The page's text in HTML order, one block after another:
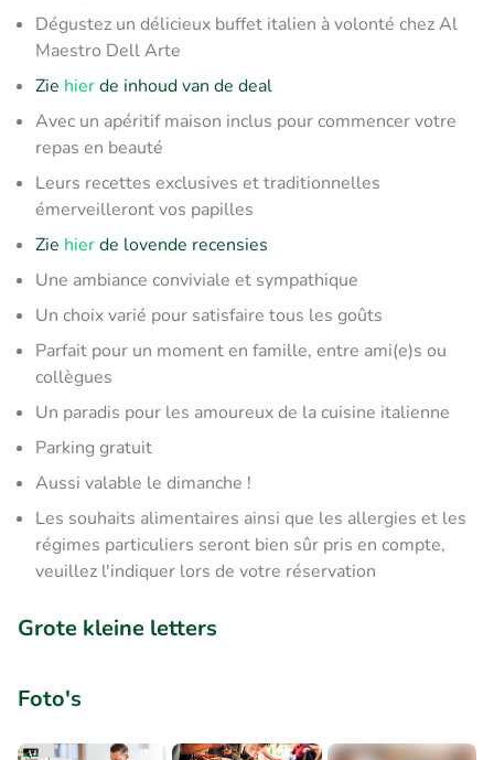
Dégustez un délicieux buffet italien à volonté chez Al
Maestro Dell Arte
Zie hierde inhoud van de deal
Avec un apéritif maison inclus pour commencer votre
repas en beauté
Leurs recettes exclusives et traditionnelles
émerveilleront vos papilles
Zie hierde lovende recensies
Une ambiance conviviale et sympathique
Un choix varié pour satisfaire tous les goûts
Parfait pour un moment en famille, entre ami(e)s ou
collègues
Un paradis pour les amoureux de la cuisine italienne
Parking gratuit
Aussi valable le dimanche !
Les souhaits alimentaires ainsi que les allergies et les
régimes particuliers seront bien sûr pris en compte,
veuillez l'indiquer lors de votre réservation
Grote kleine letters
Foto's